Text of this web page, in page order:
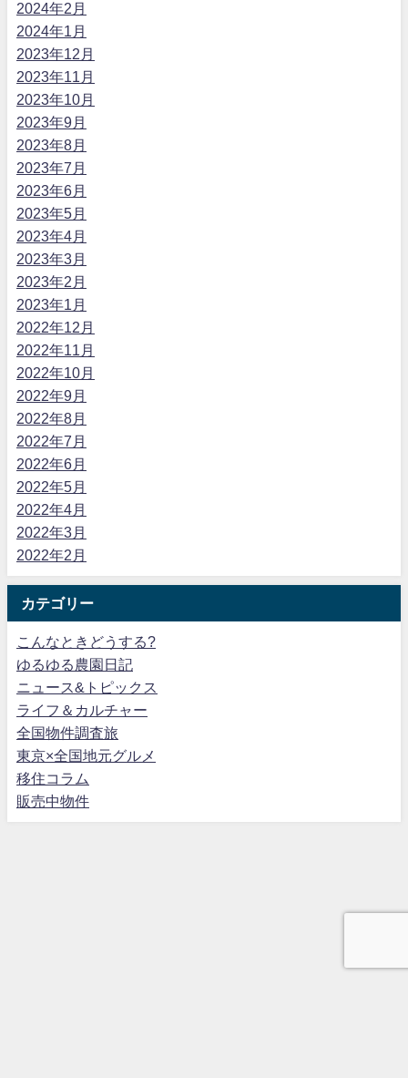
2024年2月
2024年1月
2023年12月
2023年11月
2023年10月
2023年9月
2023年8月
2023年7月
2023年6月
2023年5月
2023年4月
2023年3月
2023年2月
2023年1月
2022年12月
2022年11月
2022年10月
2022年9月
2022年8月
2022年7月
2022年6月
2022年5月
2022年4月
2022年3月
2022年2月
カテゴリー
こんなときどうする?
ゆるゆる農園日記
ニュース&トピックス
ライフ＆カルチャー
全国物件調査旅
東京×全国地元グルメ
移住コラム
販売中物件